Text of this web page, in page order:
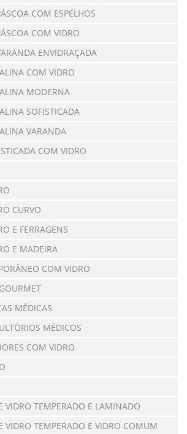
COM ESPELHOS
COM VIDRO
ENVIDRAÇADA
COM VIDRO
MODERNA
SOFISTICADA
VARANDA
COM VIDRO
CURVO
E FERRAGENS
E MADEIRA
COM VIDRO
MÉDICAS
MÉDICOS
COM VIDRO
VIDRO TEMPERADO E LAMINADO
VIDRO TEMPERADO E VIDRO COMUM